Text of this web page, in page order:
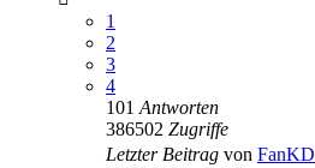
1
2
3
4
101 Antworten
386502 Zugriffe
Letzter Beitrag von FanKD